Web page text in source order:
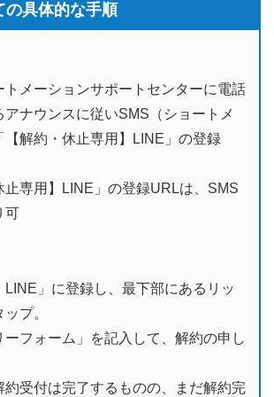
の具体的な手順
トメーションサポートセンターに電話
アナウンスに従いSMS（ショートメ
【解約・休止専用】LINE」の登録
専用】LINE」の登録URLは、SMS
可
LINE」に登録し、最下部にあるリッ
プ。
ーフォーム」を記入して、解約の申し
受付は完了するものの、まだ解約完